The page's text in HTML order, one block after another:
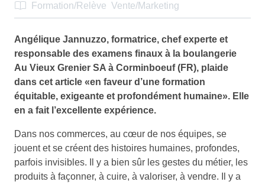
Formation/Relève Vente/Marketing
Angélique Jannuzzo, formatrice, chef experte et
responsable des examens finaux à la boulangerie
Au Vieux Grenier SA à Corminboeuf (FR), plaide
dans cet article «en faveur d’une formation
équitable, exigeante et profondément humaine». Elle
en a fait l’excellente expérience.
Dans nos commerces, au cœur de nos équipes, se
jouent et se créent des histoires humaines, profondes,
parfois invisibles. Il y a bien sûr les gestes du métier, les
produits à façonner, à cuire, à valoriser, à vendre. Il y a